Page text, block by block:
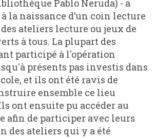
Pablo Neruda) - a
la naissance d’un coin lecture
ateliers lecture ou jeux de
à tous. La plupart des
participé à l'opération
présents pas investis dans
et ils ont été ravis de
ensemble ce lieu
ont ensuite pu accéder au
afin de participer avec leurs
des ateliers qui y a été